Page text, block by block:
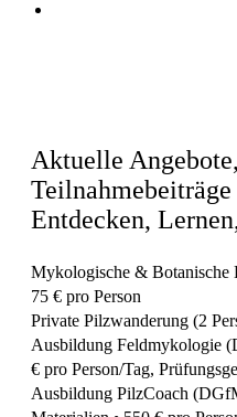
Aktuelle
Teilnahmebeiträge
Entdecken,
Mykologische & Botanische
75 € pro Person
Private Pilzwanderung (2
Ausbildung Feldmykologie
€ pro Person/Tag,
Ausbildung PilzCoach